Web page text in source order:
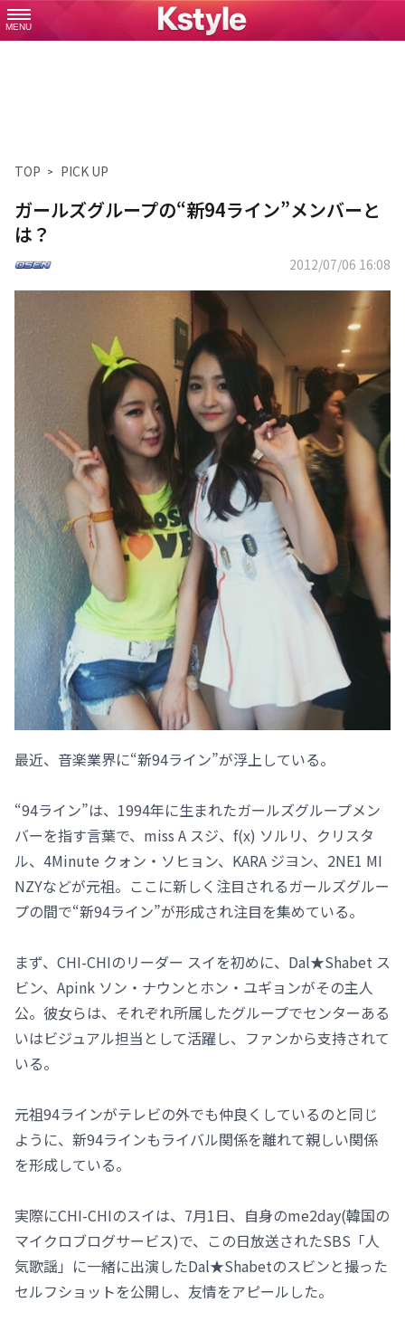
MENU
TOP PICK UP
ガールズグループの“新94ライン”メンバーと
は？
2012/07/06 16:08
最近、音楽業界に“新94ライン”が浮上している。
“94ライン”は、1994年に生まれたガールズグループメン
バーを指す言葉で、miss A スジ、f(x) ソルリ、クリスタ
ル、4Minute クォン・ソヒョン、KARA ジヨン、2NE1 MI
NZYなどが元祖。ここに新しく注目されるガールズグルー
プの間で“新94ライン”が形成され注目を集めている。
まず、CHI-CHIのリーダー スイを初めに、Dal★Shabet ス
ビン、Apink ソン・ナウンとホン・ユギョンがその主人
公。彼女らは、それぞれ所属したグループでセンターある
いはビジュアル担当として活躍し、ファンから支持されて
いる。
元祖94ラインがテレビの外でも仲良くしているのと同じ
ように、新94ラインもライバル関係を離れて親しい関係
を形成している。
実際にCHI-CHIのスイは、7月1日、自身のme2day(韓国の
マイクロブログサービス)で、この日放送されたSBS「人
気歌謡」に一緒に出演したDal★Shabetのスビンと撮った
セルフショットを公開し、友情をアピールした。